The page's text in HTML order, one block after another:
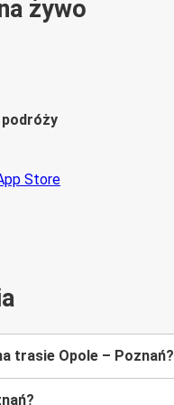
żywo
trasie Opole – Poznań?